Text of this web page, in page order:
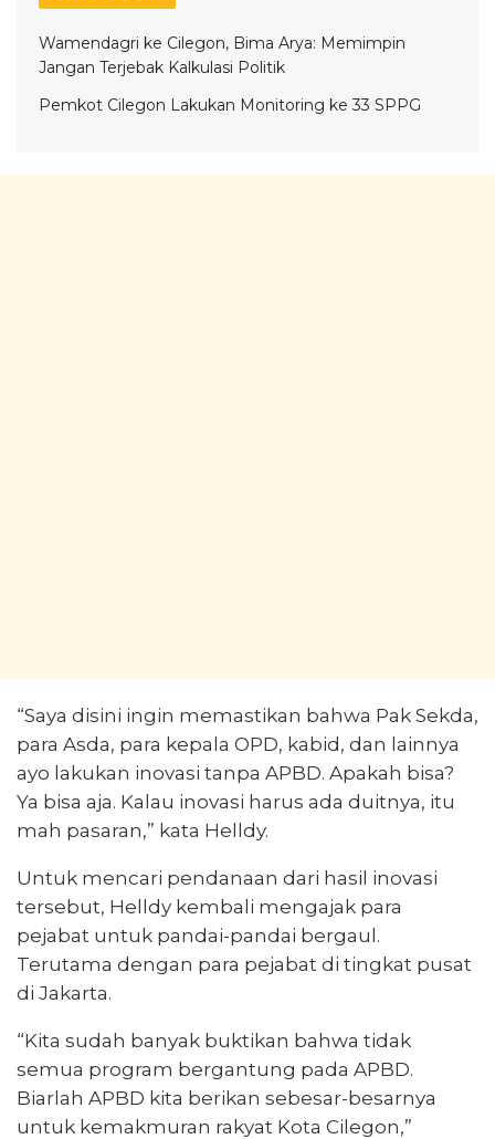
Wamendagri ke Cilegon, Bima Arya: Memimpin
Jangan Terjebak Kalkulasi Politik
Pemkot Cilegon Lakukan Monitoring ke 33 SPPG
“Saya disini ingin memastikan bahwa Pak Sekda,
para Asda, para kepala OPD, kabid, dan lainnya
ayo lakukan inovasi tanpa APBD. Apakah bisa?
Ya bisa aja. Kalau inovasi harus ada duitnya, itu
mah pasaran,” kata Helldy.
Untuk mencari pendanaan dari hasil inovasi
tersebut, Helldy kembali mengajak para
pejabat untuk pandai-pandai bergaul.
Terutama dengan para pejabat di tingkat pusat
di Jakarta.
“Kita sudah banyak buktikan bahwa tidak
semua program bergantung pada APBD.
Biarlah APBD kita berikan sebesar-besarnya
untuk kemakmuran rakyat Kota Cilegon,”